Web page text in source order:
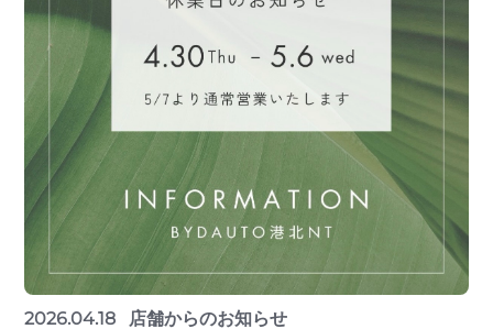
2026.04.18 店舗からのお知らせ